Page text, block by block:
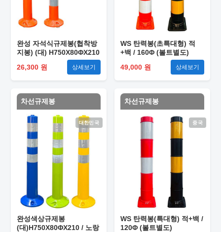
완성 자석식규제봉(협착방
지봉) (대) H750X80ΦX210
26,300 원
상세보기
WS 탄력봉(초특대형) 적
+백 / 160Φ (볼트별도)
49,000 원
상세보기
차선규제봉
대한민국
완성색상규제봉
(대)H750X80ΦX210 / 노랑
차선규제봉
중국
WS 탄력봉(특대형) 적+백 /
120Φ (볼트별도)